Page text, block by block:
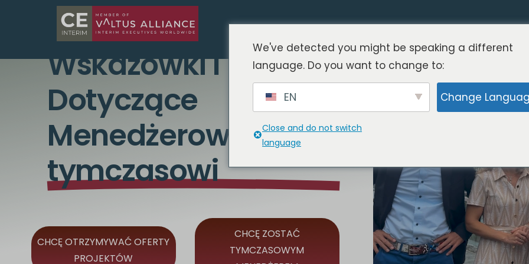
Wskazówki I Porady
Dotyczące
Menedżerowie
tymczasowi
CHCĘ OTRZYMYWAĆ OFERTY
PROJEKTÓW
CHCĘ ZOSTAĆ
TYMCZASOWYM
We've detected you might be speaking a different
language. Do you want to change to:
EN Change
Close and do not switch
language